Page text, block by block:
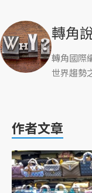
轉角
轉角國際
世界趨勢
作者文章